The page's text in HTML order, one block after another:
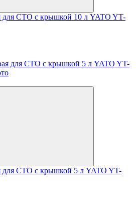
для СТО с крышкой 10 л YATO YT-
для СТО с крышкой 5 л YATO YT-